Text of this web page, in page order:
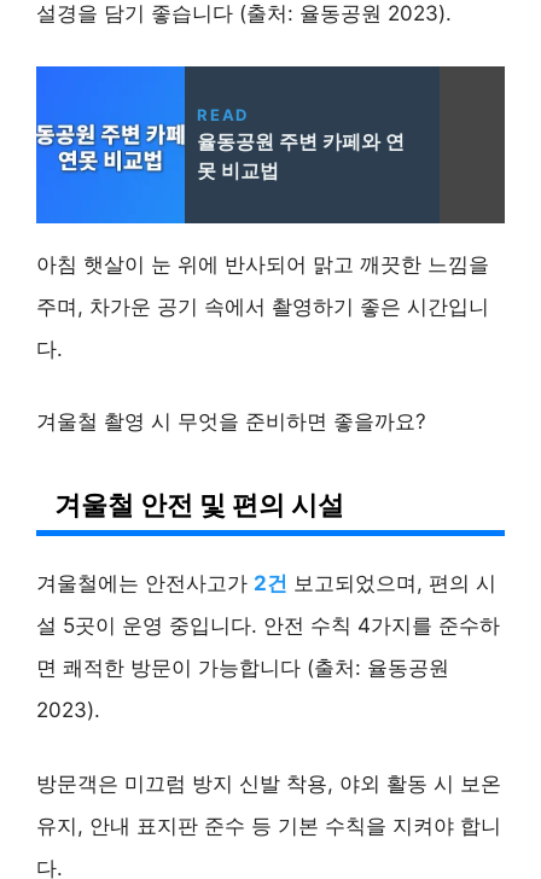
설경을 담기 좋습니다 (출처: 율동공원 2023).
READ
율동공원 주변 카페와 연
못 비교법
아침 햇살이 눈 위에 반사되어 맑고 깨끗한 느낌을
주며, 차가운 공기 속에서 촬영하기 좋은 시간입니
다.
겨울철 촬영 시 무엇을 준비하면 좋을까요?
겨울철 안전 및 편의 시설
겨울철에는 안전사고가 2건 보고되었으며, 편의 시
설 5곳이 운영 중입니다. 안전 수칙 4가지를 준수하
면 쾌적한 방문이 가능합니다 (출처: 율동공원
2023).
방문객은 미끄럼 방지 신발 착용, 야외 활동 시 보온
유지, 안내 표지판 준수 등 기본 수칙을 지켜야 합니
다.